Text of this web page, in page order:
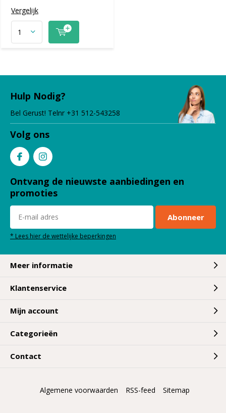
Vergelijk
Hulp Nodig?
Bel Gerust! Telnr +31 512-543258
Volg ons
Ontvang de nieuwste aanbiedingen en
promoties
Abonneer
* Lees hier de wettelijke beperkingen
Meer informatie
Klantenservice
Mijn account
Categorieën
Contact
Algemene voorwaarden RSS-feed Sitemap